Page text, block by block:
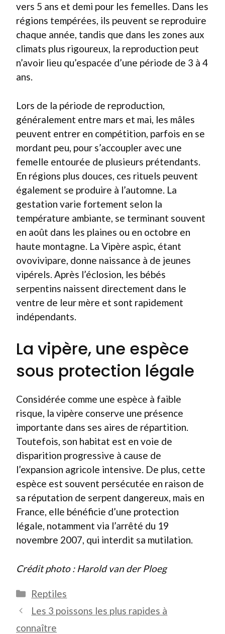
vers 5 ans et demi pour les femelles. Dans les
régions tempérées, ils peuvent se reproduire
chaque année, tandis que dans les zones aux
climats plus rigoureux, la reproduction peut
n’avoir lieu qu’espacée d’une période de 3 à 4
ans.
Lors de la période de reproduction,
généralement entre mars et mai, les mâles
peuvent entrer en compétition, parfois en se
mordant peu, pour s’accoupler avec une
femelle entourée de plusieurs prétendants.
En régions plus douces, ces rituels peuvent
également se produire à l’automne. La
gestation varie fortement selon la
température ambiante, se terminant souvent
en août dans les plaines ou en octobre en
haute montagne. La Vipère aspic, étant
ovovivipare, donne naissance à de jeunes
vipérels. Après l’éclosion, les bébés
serpentins naissent directement dans le
ventre de leur mère et sont rapidement
indépendants.
La vipère, une espèce
sous protection légale
Considérée comme une espèce à faible
risque, la vipère conserve une présence
importante dans ses aires de répartition.
Toutefois, son habitat est en voie de
disparition progressive à cause de
l’expansion agricole intensive. De plus, cette
espèce est souvent persécutée en raison de
sa réputation de serpent dangereux, mais en
France, elle bénéficie d’une protection
légale, notamment via l’arrêté du 19
novembre 2007, qui interdit sa mutilation.
Crédit photo : Harold van der Ploeg
Catégories
Reptiles
Les 3 poissons les plus rapides à
connaître